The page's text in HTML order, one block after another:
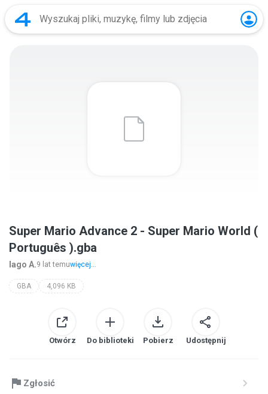
Super Mario Advance 2 - Super Mario World (
Português ).gba
Iago A.9 lat temuwięcej...
GBA 4,096 KB
Otwórz Do biblioteki Pobierz Udostępnij
Zgłosić